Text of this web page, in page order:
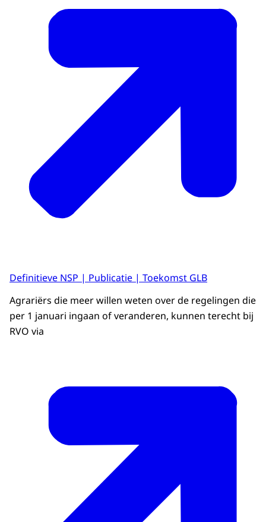
Definitieve NSP | Publicatie | Toekomst GLB
Agrariërs die meer willen weten over de regelingen die
per 1 januari ingaan of veranderen, kunnen terecht bij
RVO via